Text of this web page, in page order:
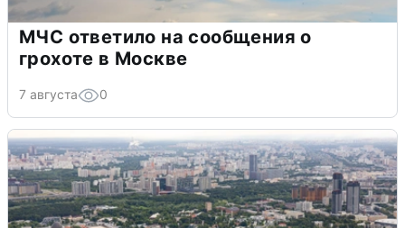
МЧС ответило на сообщения о
грохоте в Москве
7 августа 0